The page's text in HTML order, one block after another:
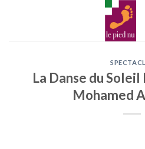
La Danse du Soleil
Mohamed